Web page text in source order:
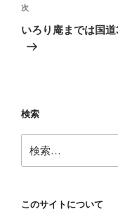
ゲ
ー
シ
次
の
次
いろり庵までは国
検索
索:
このサイトについて